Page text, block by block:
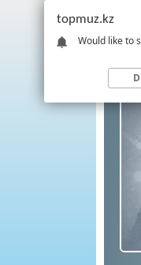
topmuz.kz
Would like to